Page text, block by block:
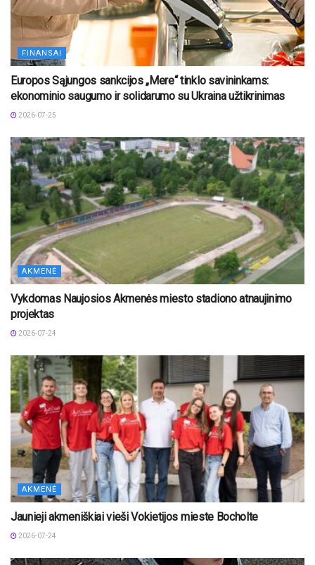
FINANSAI
Europos Sąjungos sankcijos „Mere“ tinklo savininkams:
ekonominio saugumo ir solidarumo su Ukraina užtikrinimas
2026-07-25
AKMENĖ
Vykdomas Naujosios Akmenės miesto stadiono atnaujinimo
projektas
2026-07-24
AKMENĖ
Jaunieji akmeniškiai vieši Vokietijos mieste Bocholte
2026-07-24